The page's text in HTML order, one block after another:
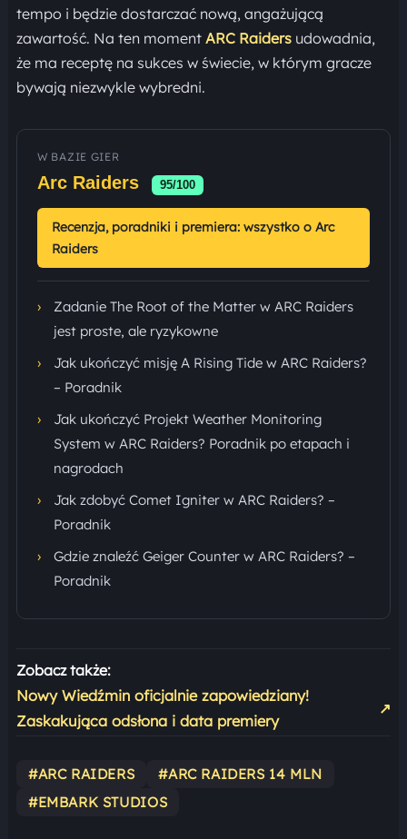
tempo i będzie dostarczać nową, angażującą
zawartość. Na ten moment ARC Raiders udowadnia,
że ma receptę na sukces w świecie, w którym gracze
bywają niezwykle wybredni.
W BAZIE GIER
Arc Raiders 95/100
Recenzja, poradniki i premiera: wszystko o Arc
Raiders
›
Zadanie The Root of the Matter w ARC Raiders
jest proste, ale ryzykowne
›
Jak ukończyć misję A Rising Tide w ARC Raiders?
– Poradnik
›
Jak ukończyć Projekt Weather Monitoring
System w ARC Raiders? Poradnik po etapach i
nagrodach
›
Jak zdobyć Comet Igniter w ARC Raiders? –
Poradnik
›
Gdzie znaleźć Geiger Counter w ARC Raiders? –
Poradnik
Zobacz także:
Nowy Wiedźmin oficjalnie zapowiedziany!
Zaskakująca odsłona i data premiery
↗
#ARC RAIDERS
#ARC RAIDERS 14 MLN
#EMBARK STUDIOS